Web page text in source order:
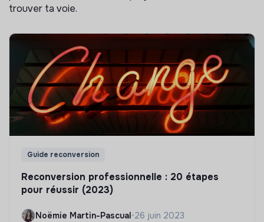
trouver ta voie.
Guide reconversion
Reconversion professionnelle : 20 étapes
pour réussir (2023)
Noëmie Martin-Pascual•26 juin 2023